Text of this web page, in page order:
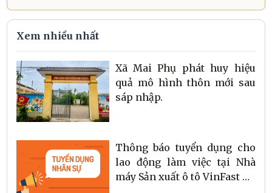
Xem nhiều nhất
Xã Mai Phụ phát huy hiệu
quả mô hình thôn mới sau
sáp nhập.
Thông báo tuyển dụng cho
lao động làm việc tại Nhà
máy Sản xuất ô tô VinFast Hà